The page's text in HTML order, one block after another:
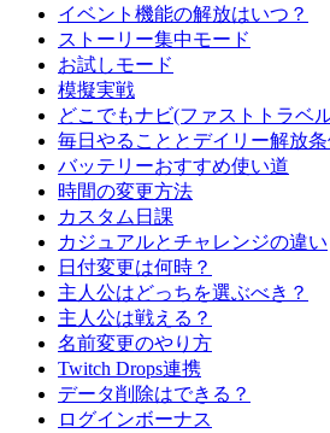
イベント機能の解放はいつ？
ストーリー集中モード
お試しモード
模擬実戦
どこでもナビ(ファストトラベ
毎日やることとデイリー解放
バッテリーおすすめ使い道
時間の変更方法
カスタム日課
カジュアルとチャレンジの違い
日付変更は何時？
主人公はどっちを選ぶべき？
主人公は戦える？
名前変更のやり方
Twitch Drops連携
データ削除はできる？
ログインボーナス